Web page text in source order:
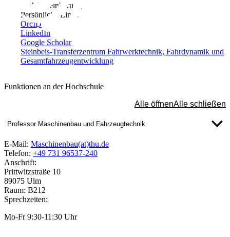
nach Vereinbarung
Persönliche Links
OrcID
LinkedIn
Google Scholar
Steinbeis-Transferzentrum Fahrwerktechnik, Fahrdynamik und
Gesamtfahrzeugentwicklung
Funktionen an der Hochschule
Alle öffnenAlle schließen
Professor Maschinenbau und Fahrzeugtechnik
E-Mail: Maschinenbau(at)thu.de
Telefon: +49 731 96537-240
Anschrift:
Prittwitzstraße 10
89075 Ulm
Raum: B212
Sprechzeiten:
Mo-Fr 9:30-11:30 Uhr